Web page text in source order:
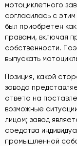
мотоциклетного
согласилась с
был приобретен
правами, включая
собственности.
выпускать
Позиция, какой
завода
ответа на
возможные
лицом; завод
средства
промышленной